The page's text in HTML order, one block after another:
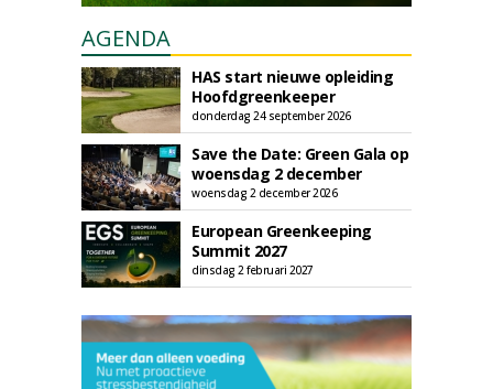
AGENDA
HAS start nieuwe opleiding
Hoofdgreenkeeper
donderdag 24 september 2026
Save the Date: Green Gala op
woensdag 2 december
woensdag 2 december 2026
European Greenkeeping
Summit 2027
dinsdag 2 februari 2027